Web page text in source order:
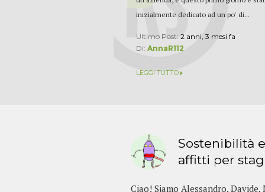
inizialmente dedicato ad un po' di...
Ultimo Post:2 anni, 3 mesi fa
Di:AnnaR112
LEGGI TUTTO
Sostenibilità
affitti per
Ciao! Siamo Alessandro,